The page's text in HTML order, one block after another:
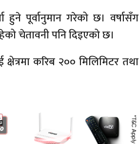
हुने पूर्वानुमान गरेको छ। वर्षासँग
चेतावनी पनि दिइएको छ।
करिब २०० मिलिमिटर तथा